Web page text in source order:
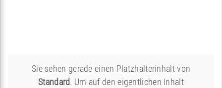
Sie sehen gerade einen Platzhalterinhalt von
Standard. Um auf den eigentlichen Inhalt